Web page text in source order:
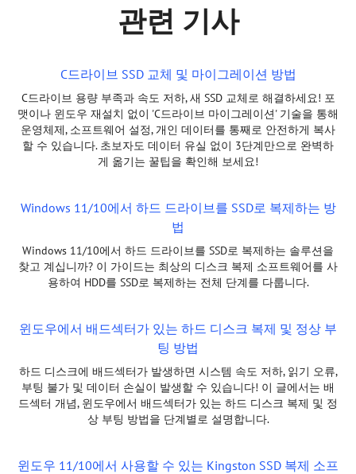
관련 기사
C드라이브 SSD 교체 및 마이그레이션 방법
C드라이브 용량 부족과 속도 저하, 새 SSD 교체로 해결하세요! 포
맷이나 윈도우 재설치 없이 'C드라이브 마이그레이션' 기술을 통해
운영체제, 소프트웨어 설정, 개인 데이터를 통째로 안전하게 복사
할 수 있습니다. 초보자도 데이터 유실 없이 3단계만으로 완벽하
게 옮기는 꿀팁을 확인해 보세요!
Windows 11/10에서 하드 드라이브를 SSD로 복제하는 방
법
Windows 11/10에서 하드 드라이브를 SSD로 복제하는 솔루션을
찾고 계십니까? 이 가이드는 최상의 디스크 복제 소프트웨어를 사
용하여 HDD를 SSD로 복제하는 전체 단계를 다룹니다.
윈도우에서 배드섹터가 있는 하드 디스크 복제 및 정상 부
팅 방법
하드 디스크에 배드섹터가 발생하면 시스템 속도 저하, 읽기 오류,
부팅 불가 및 데이터 손실이 발생할 수 있습니다! 이 글에서는 배
드섹터 개념, 윈도우에서 배드섹터가 있는 하드 디스크 복제 및 정
상 부팅 방법을 단계별로 설명합니다.
윈도우 11/10에서 사용할 수 있는 Kingston SSD 복제 소프